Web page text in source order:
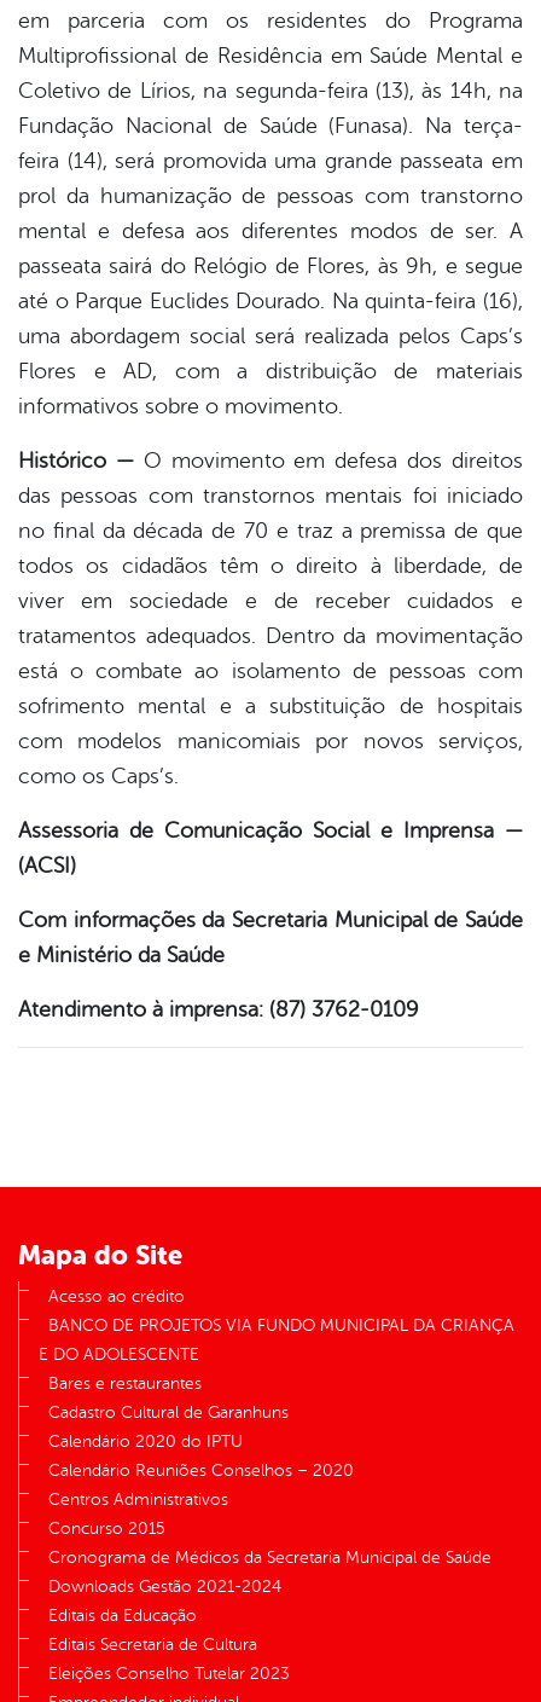
em parceria com os residentes do Programa
Multiprofissional de Residência em Saúde Mental e
Coletivo de Lírios, na segunda-feira (13), às 14h, na
Fundação Nacional de Saúde (Funasa). Na terça-
feira (14), será promovida uma grande passeata em
prol da humanização de pessoas com transtorno
mental e defesa aos diferentes modos de ser. A
passeata sairá do Relógio de Flores, às 9h, e segue
até o Parque Euclides Dourado. Na quinta-feira (16),
uma abordagem social será realizada pelos Caps’s
Flores e AD, com a distribuição de materiais
informativos sobre o movimento.
Histórico —O movimento em defesa dos direitos
das pessoas com transtornos mentais foi iniciado
no final da década de 70 e traz a premissa de que
todos os cidadãos têm o direito à liberdade, de
viver em sociedade e de receber cuidados e
tratamentos adequados. Dentro da movimentação
está o combate ao isolamento de pessoas com
sofrimento mental e a substituição de hospitais
com modelos manicomiais por novos serviços,
como os Caps’s.
Assessoria de Comunicação Social e Imprensa —
(ACSI)
Com informações da Secretaria Municipal de Saúde
e Ministério da Saúde
Atendimento à imprensa: (87) 3762-0109
Mapa do Site
Acesso ao crédito
BANCO DE PROJETOS VIA FUNDO MUNICIPAL DA CRIANÇA
E DO ADOLESCENTE
Bares e restaurantes
Cadastro Cultural de Garanhuns
Calendário 2020 do IPTU
Calendário Reuniões Conselhos – 2020
Centros Administrativos
Concurso 2015
Cronograma de Médicos da Secretaria Municipal de Saúde
Downloads Gestão 2021-2024
Editais da Educação
Editais Secretaria de Cultura
Eleições Conselho Tutelar 2023